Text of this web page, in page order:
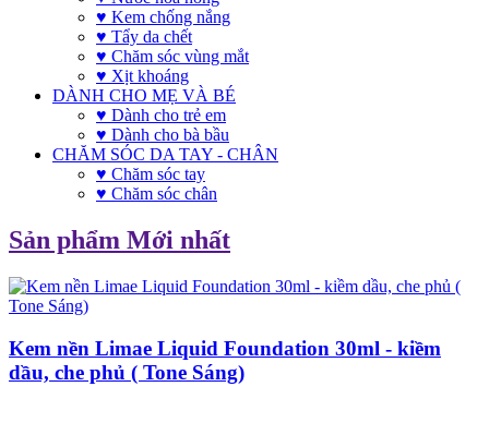
♥ Kem chống nắng
♥ Tẩy da chết
♥ Chăm sóc vùng mắt
♥ Xịt khoáng
DÀNH CHO MẸ VÀ BÉ
♥ Dành cho trẻ em
♥ Dành cho bà bầu
CHĂM SÓC DA TAY - CHÂN
♥ Chăm sóc tay
♥ Chăm sóc chân
Sản phẩm Mới nhất
Kem nền Limae Liquid Foundation 30ml - kiềm
dầu, che phủ ( Tone Sáng)